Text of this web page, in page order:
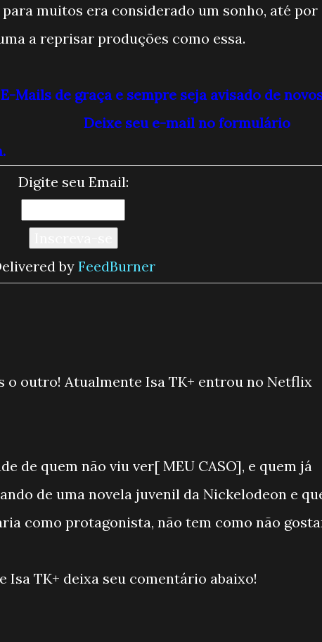
muitos era considerado um sonho, até por
a reprisar produções como essa.
Mails de graça e sempre seja avisado de
Deixe seu e-mail no formulário
Digite seu Email:
by FeedBurner
o outro! Atualmente Isa TK+ entrou no Netflix
de quem não viu ver[ MEU CASO], e quem já
de uma novela juvenil da Nickelodeon e
como protagonista, não tem como não
Isa TK+ deixa seu comentário abaixo!